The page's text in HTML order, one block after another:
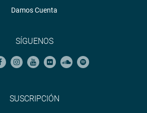
Damos Cuenta
SÍGUENOS
SUSCRIPCIÓN